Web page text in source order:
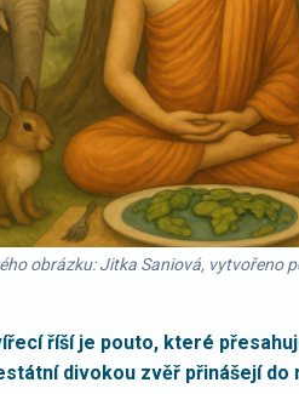
obrázku: Jitka Saniová, vytvořeno
říší je pouto, které
divokou zvěř přinášejí do